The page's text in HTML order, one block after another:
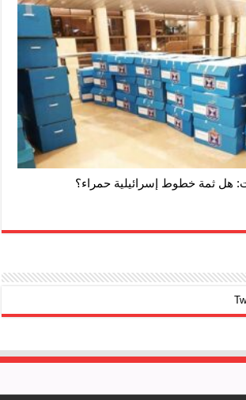
هل ثمة خطوط إسرائيلية حمراء؟